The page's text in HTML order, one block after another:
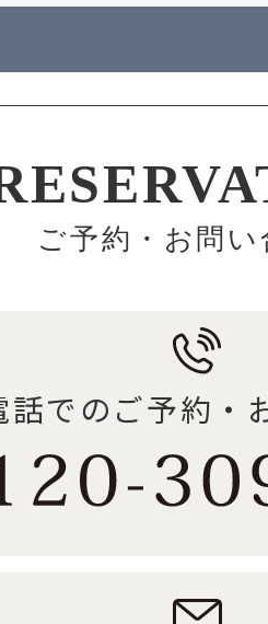
ご予約・お問
話でのご予約・